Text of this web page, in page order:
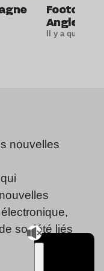
Footox
Il y a
nouvelles
société liés